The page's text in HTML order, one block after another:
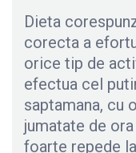
Dieta
corecta a
orice tip de
efectua cel
saptamana, cu
jumatate de
foarte repede